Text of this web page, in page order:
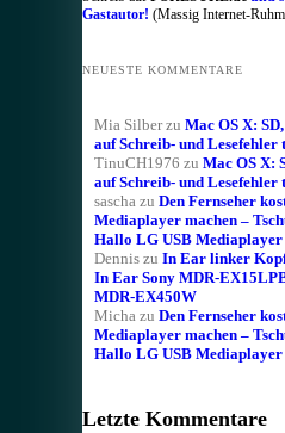
Gastautor! (Massig Internet-
NEUESTE KOMMENTARE
Mia Silberzu Mac OS X:
auf Schreib- und Lesefehler
TinuCH1976 zu Mac OS X:
auf Schreib- und Lesefehler
sascha zu Den Fernseher
Mediaplayer machen –
Hallo LG USB Mediaplayer
Denniszu In Ear linker
In Ear Sony MDR-
MDR-EX450W
Micha zu Den Fernseher
Mediaplayer machen –
Hallo LG USB Mediaplayer
Letzte Kommentare